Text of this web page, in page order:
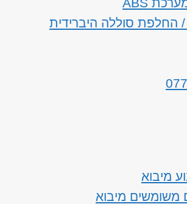
/ החלפת סוללה היברידית
מיבוא
משומשים מיבוא